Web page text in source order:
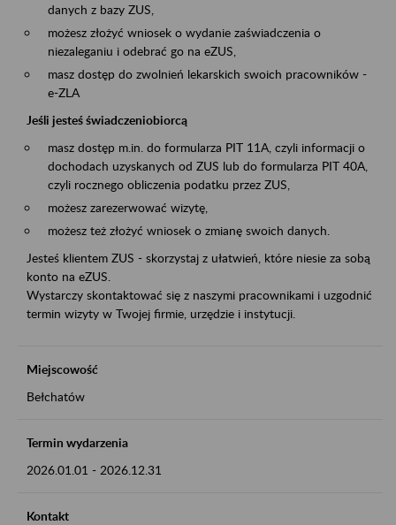
danych z bazy ZUS,
możesz złożyć wniosek o wydanie zaświadczenia o
niezaleganiu i odebrać go na eZUS,
masz dostęp do zwolnień lekarskich swoich pracowników -
e-ZLA
Jeśli jesteś świadczeniobiorcą
masz dostęp m.in. do formularza PIT 11A, czyli informacji o
dochodach uzyskanych od ZUS lub do formularza PIT 40A,
czyli rocznego obliczenia podatku przez ZUS,
możesz zarezerwować wizytę,
możesz też złożyć wniosek o zmianę swoich danych.
Jesteś klientem ZUS - skorzystaj z ułatwień, które niesie za sobą
konto na eZUS.
Wystarczy skontaktować się z naszymi pracownikami i uzgodnić
termin wizyty w Twojej firmie, urzędzie i instytucji.
Miejscowość
Bełchatów
Termin wydarzenia
2026.01.01 - 2026.12.31
Kontakt